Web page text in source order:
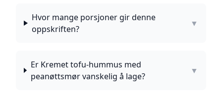
Hvor mange porsjoner gir denne
oppskriften?
▼
Er Kremet tofu-hummus med
peanøttsmør vanskelig å lage?
▼